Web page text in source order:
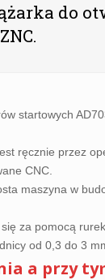
do
startowych
ręcznie przez
CNC.
maszyna w
za pomocą
od 0,3 do 3
a przy